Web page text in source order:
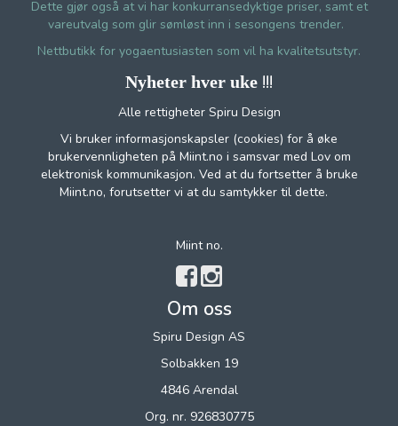
Dette gjør også at vi har konkurransedyktige priser, samt et
vareutvalg som glir sømløst inn i sesongens trender.
Nettbutikk for yogaentusiasten som vil ha kvalitetsutstyr.
Nyheter hver uke !!!
Alle rettigheter Spiru Design
Vi bruker informasjonskapsler (cookies) for å øke
brukervennligheten på Miint.no i samsvar med Lov om
elektronisk kommunikasjon. Ved at du fortsetter å bruke
Miint.no, forutsetter vi at du samtykker til dette.
Miint no.
Om oss
Spiru Design AS
Solbakken 19
4846 Arendal
Org. nr. 926830775